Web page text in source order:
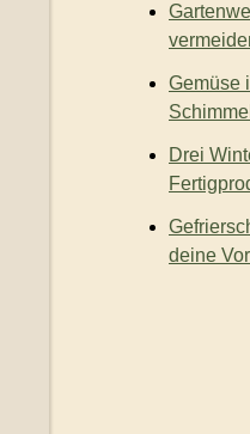
Gemüse
Schimmel
Drei
deine